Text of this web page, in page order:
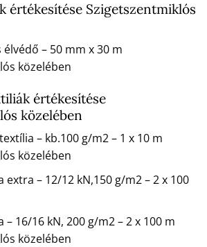
értékesítése Szigetszentmiklós
élvédő – 50 mm x 30 m
közelében
értékesítése
közelében
– kb.100 g/m2 – 1 x 10 m
közelében
extra – 12/12 kN,150 g/m2 – 2 x 100
– 16/16 kN, 200 g/m2 – 2 x 100 m
közelében